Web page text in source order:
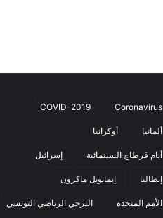
Coronavirus
COVID-2019
ألمانيا أوكرانيا
أيام قرطاج السينمائية إسرائيل
إيطاليا إيمانويل ماكرون
الأمم المتحدة الترجي الرياضي التونسي